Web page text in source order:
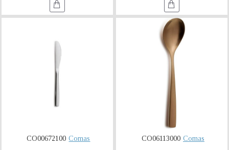
CO00672100 Comas CO06113000 Comas